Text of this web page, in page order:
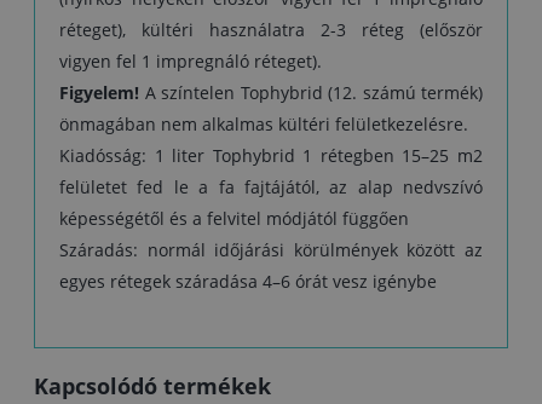
réteget), kültéri használatra 2-3 réteg (először
vigyen fel 1 impregnáló réteget).
Figyelem! A színtelen Tophybrid (12. számú termék)
önmagában nem alkalmas kültéri felületkezelésre.
Kiadósság: 1 liter Tophybrid 1 rétegben 15–25 m2
felületet fed le a fa fajtájától, az alap nedvszívó
képességétől és a felvitel módjától függően
Száradás: normál időjárási körülmények között az
egyes rétegek száradása 4–6 órát vesz igénybe
Kapcsolódó termékek